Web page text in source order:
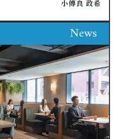
小傳良 政希
News